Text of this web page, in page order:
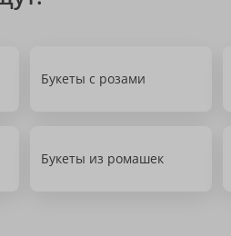
Букеты с розами
Букеты из ромашек